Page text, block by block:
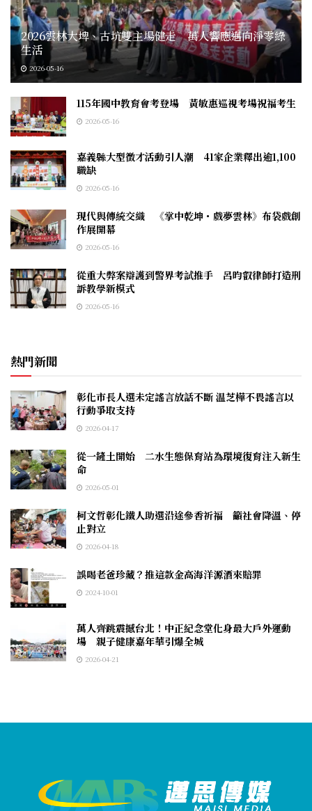
2026雲林大埤、古坑雙主場健走 萬人響應邁向淨零綠
生活
2026-05-16
115年國中教育會考登場 黃敏惠巡視考場祝福考生
2026-05-16
嘉義縣大型徵才活動引人潮 41家企業釋出逾1,100
職缺
2026-05-16
現代與傳統交織 《掌中乾坤・戲夢雲林》布袋戲創
作展開幕
2026-05-16
從重大弊案辯護到警界考試推手 呂昀叡律師打造刑
訴教學新模式
2026-05-16
熱門新聞
彰化市長人選未定謠言放話不斷 温芝樺不畏謠言以
行動爭取支持
2026-04-17
從一鏟土開始 二水生態保育站為環境復育注入新生
命
2026-05-01
柯文哲彰化鐵人助選沿途參香祈福 籲社會降溫、停
止對立
2026-04-18
誤喝老爸珍藏？推這款金高海洋源酒來賠罪
2024-10-01
萬人齊跳震撼台北！中正紀念堂化身最大戶外運動
場 親子健康嘉年華引爆全城
2026-04-21